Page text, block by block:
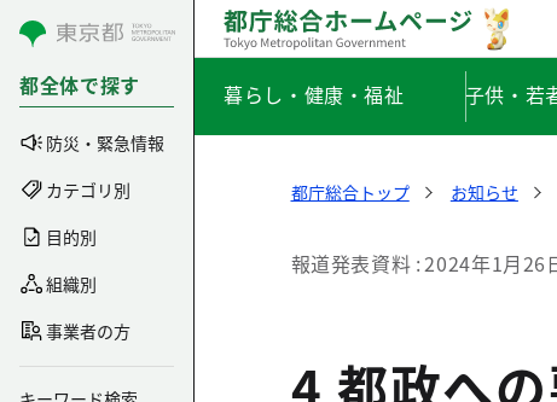
コンテンツにスキップ
都全体で探す
防災・緊急情報
カテゴリ別
目的別
組織別
事業者の方
暮らし・健康・福祉 子供・若
都庁総合トップ お知らせ
報道発表資料 2024年1月26
4 都政へ